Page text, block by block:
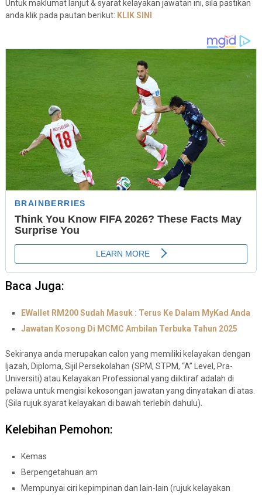
Untuk maklumat lanjut & syarat kelayakan jawatan ini, sila pastikan
anda klik pada pautan berikut: KLIK SINI
Baca Juga:
EWallet RM200 Sudah Masuk : Terus Ke Dalam MyKad Anda
Jawatan Kosong Di MCMC Ambilan Terbuka Tahun 2025
Sekiranya anda merupakan calon yang memiliki kelayakan dengan
Ijazah, Diploma, Sijil Persekolahan (SPM, STPM, “A” Level, Pra-
Universiti) atau Kelayakan Professional yang diiktiraf adalah di
pelawa untuk mengisi kekosongan jawatan yang dinyatakan di atas.
(Sila rujuk syarat kelayakan di bawah terlebih dahulu).
Kelebihan Pemohon:
Kemas
Berpengetahuan am
Mempunyai ciri kepimpinan dan lain-lain (rujuk kelayakan